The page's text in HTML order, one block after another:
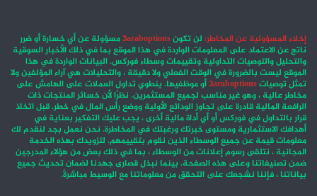
إخلاء المسؤولية عن المخاطر: لن تكون3araboptionsمسؤولة عن أي خسارة أو ضرر
ناتج عن الاعتماد على المعلومات الواردة في هذا الموقع بما في ذلك الأخبار السوقية
والتحليل والتوصيات التداولية وتقييمات وسطاء فوركس. البيانات الواردة في هذا
الموقع ليست بالضرورة في الوقت الفعلي ولا دقيقة ، والتحليلات هي آراء المؤلفين ولا
تمثل توصيات3araboptionsأو موظفيها. ينطوي تداول العملات على الهامش على
مخاطر عالية ، وهو غير مناسب لجميع المستثمرين. نظرًا لأن خسائر المنتجات ذات
الرافعة المالية قادرة على تجاوز الودائع الأولية ووضع رأس المال في خطر. قبل اتخاذ
قرار بالتداول في فوركس أو أي أداة مالية أخرى ، يجب عليك التفكير بعناية في
أهدافك الاستثمارية ومستوى خبرتك ورغبتك في المخاطرة. نحن نعمل بجد لنقدم لك
معلومات قيمة عن جميع الوسطاء الذين نقوم بتقييمهم. لتزويدك بهذه الخدمة
المجانية ، نتلقى رسوم إعلانات من الوسطاء ، بما في ذلك بعض من هؤلاء المدرجين
ضمن تصنيفاتنا وعلى هذه الصفحة. بينما نبذل قصارى جهدنا لضمان تحديث جميع
بياناتنا ، فإننا نشجعك على التحقق من معلوماتنا مع الوسيط مباشرةً.